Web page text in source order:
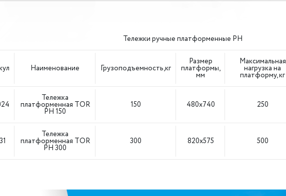
Тележки ручные платформенные PH
Наименование Грузоподъемность,кг
Размер
платформы,
мм
Максимальная
нагрузка на
платформу, кг
Тележка
платформенная TOR
PH 150
150 480x740 250
Тележка
платформенная TOR
PH 300
300 820х575 500